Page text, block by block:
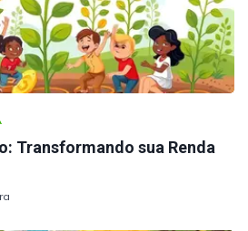
Transformando sua Renda